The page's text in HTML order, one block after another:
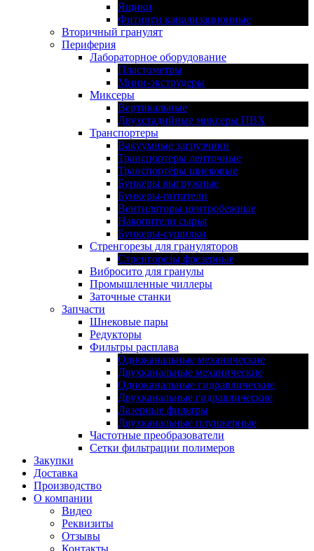
Ящики
Фитинги канализационные
Вторичный гранулят
Периферия
Лабораторное оборудование
Пластометры
Мини-экструдеры
Миксеры
Вертикальные
Двухстадийные миксеры ПВХ
Транспортеры
Вакуумные загрузчики
Транспортеры ленточные
Транспортёры шнековые
Бункеры выгружные
Бункеры-питатели
Вентиляторы центробежные
Накопители сырья
Бункеры-сушилки
Стренгорезы для грануляторов
Стренгорезы фрезерные
Вибросито для гранулы
Промышленные чиллеры
Заточные станки
Запчасти
Шнековые пары
Редукторы
Фильтры расплава
Одноканальные механические
Двухканальные механические
Одноканальные гидравлические
Двухканальные гидравлические
Лазерные фильтры
Двухканальные плунжерные
Частотные преобразователи
Сетки фильтрации полимеров
Закупки
Доставка
Производство
О компании
Видео
Реквизиты
Отзывы
Контакты